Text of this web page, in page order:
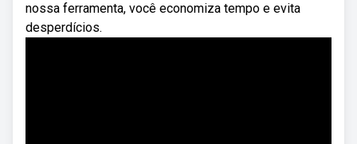
nossa ferramenta, você economiza tempo e evita
desperdícios.